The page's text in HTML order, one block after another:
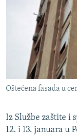
Oštećena fasada u
Iz Službe zaštite i
12. i 13. januara u